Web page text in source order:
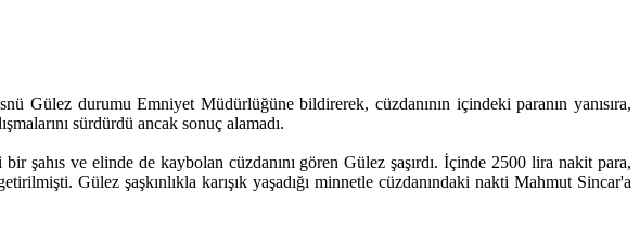
Gülez durumu Emniyet Müdürlüğüne bildirerek, cüzdanının içindeki paranın yanısıra,
sürdürdü ancak sonuç alamadı.
şahıs ve elinde de kaybolan cüzdanını gören Gülez şaşırdı. İçinde 2500 lira nakit para,
Gülez şaşkınlıkla karışık yaşadığı minnetle cüzdanındaki nakti Mahmut Sincar'a